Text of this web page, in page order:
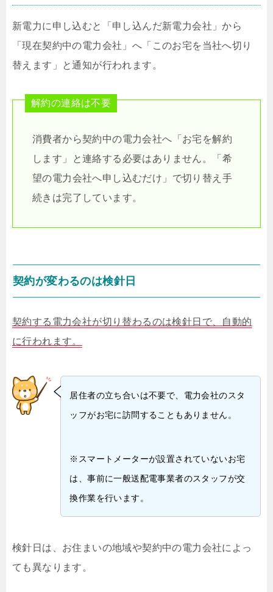
新電力に申し込むと「申し込んだ新電力会社」から
「現在契約中の電力会社」へ「このお宅を当社へ切り
替えます」と通知が行われます。
解約の連絡は不要
消費者から契約中の電力会社へ「お宅を解約
します」と連絡する必要はありません。「希
望の電力会社へ申し込むだけ」で切り替え手
続きは完了しています。
契約が変わるのは検針日
契約する電力会社が切り替わるのは検針日で、自動的
に行われます。
居住者の立ち合いは不要で、電力会社のスタ
ッフがお宅に訪問することもありません。
※スマートメーターが設置されていないお宅
は、事前に一般送配電事業者のスタッフが交
換作業を行います。
検針日は、お住まいの地域や契約中の電力会社によっ
ても異なります。